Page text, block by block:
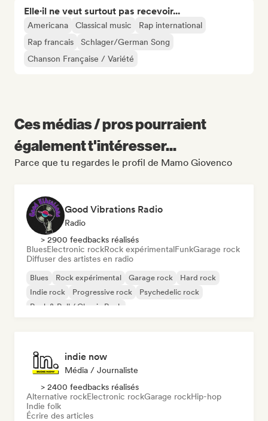
Elle·il ne veut surtout pas recevoir...
Americana Classical music
Rap international
Rap francais
Schlager/German Song
Chanson Française / Variété
Ces médias / pros pourraient
également t'intéresser...
Parce que tu regardes le profil de Mamo Giovenco
Good Vibrations Radio
Radio
> 2900 feedbacks réalisés
BluesElectronic rockRock expérimentalFunkGarage rock
Diffuser des artistes en radio
Blues Rock expérimental Garage rock
Hard rock
Indie rock
Progressive rock
Psychedelic rock
Rock & Roll / Classic Rock
indie now
Média / Journaliste
> 2400 feedbacks réalisés
Alternative rockElectronic rockGarage rockHip-hop
Indie folk
Écrire des articles